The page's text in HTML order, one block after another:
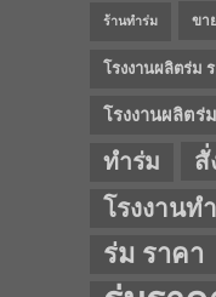
ร้านทำร่ม ขา
โรงงานผลิตร่ม
โรงงานผลิตร่ม
ทำร่ม
สั่
โรงงานท
ร่ม ราคา